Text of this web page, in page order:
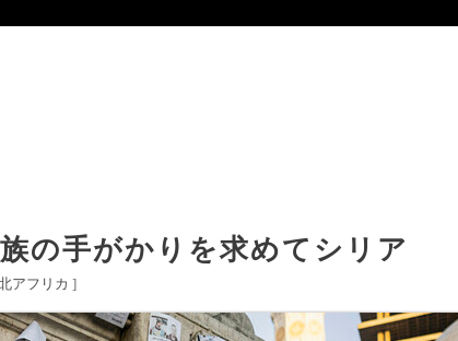
の手がかりを求めてシリア
アフリカ ]